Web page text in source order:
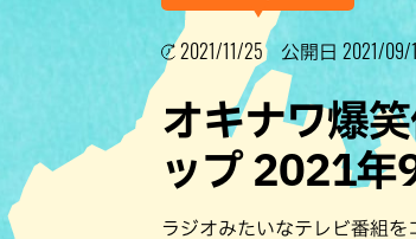
2021/11/25 公開日 2021/09/
オキナワ爆
ップ 2021年
ラジオみたいなテレビ番組